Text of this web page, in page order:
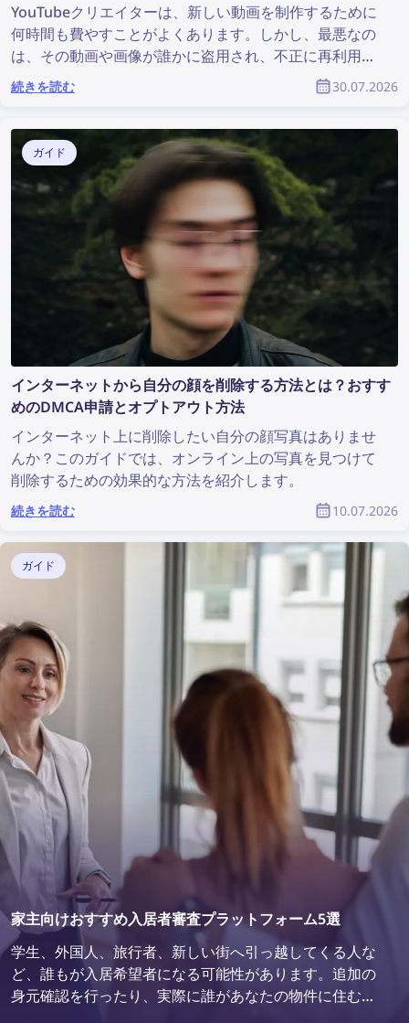
YouTubeクリエイターは、新しい動画を制作するために
何時間も費やすことがよくあります。しかし、最悪なの
は、その動画や画像が誰かに盗用され、不正に再利用さ
れても、本来のクリエイターが何の評価も受けられない
ことです。YouTubeコミュニティの一員として、盗用さ
よいのでしょうか？
続きを読む 30.07.2026
ガイド
インターネットから自分の顔を削除する方法とは？おすす
めのDMCA申請とオプトアウト方法
インターネット上に削除したい自分の顔写真はありませ
んか？このガイドでは、オンライン上の写真を見つけて
削除するための効果的な方法を紹介します。
続きを読む 10.07.2026
ガイド
家主向けおすすめ入居者審査プラットフォーム5選
学生、外国人、旅行者、新しい街へ引っ越してくる人な
ど、誰もが入居希望者になる可能性があります。追加の
身元確認を行ったり、実際に誰があなたの物件に住むの